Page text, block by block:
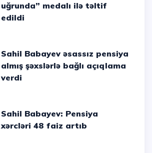
uğrunda” medalı ilə təltif
edildi
Sahil Babayev əsassız pensiya
almış şəxslərlə bağlı açıqlama
verdi
Sahil Babayev: Pensiya
xərcləri 48 faiz artıb